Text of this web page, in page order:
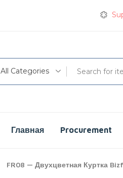
All Categories
Главная Procurement
FR08 — Двухцветная Куртка